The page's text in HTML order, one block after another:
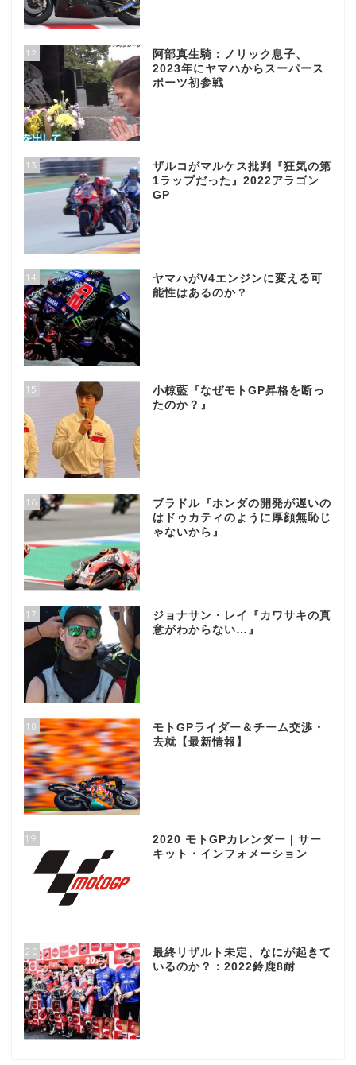
12
阿部真生騎：ノリック息子、
2023年にヤマハからスーパース
ポーツ初参戦
13
ザルコがマルケス批判『狂気の第
1ラップだった』2022アラゴン
GP
14
ヤマハがV4エンジンに変える可
能性はあるのか？
15
小椋藍『なぜモトGP昇格を断っ
たのか？』
16
ブラドル『ホンダの開発が遅いの
はドゥカティのように厚顔無恥じ
ゃないから』
17
ジョナサン・レイ『カワサキの真
意がわからない…』
18
モトGPライダー＆チーム交渉・
去就【最新情報】
19
2020 モトGPカレンダー | サー
キット・インフォメーション
20
最終リザルト未定、なにが起きて
いるのか？：2022鈴鹿8耐